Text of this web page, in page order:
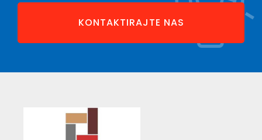
KONTAKTIRAJTE NAS